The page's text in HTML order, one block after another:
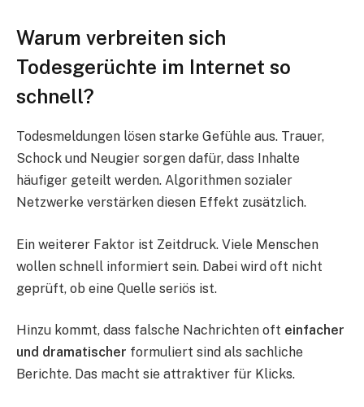
Warum verbreiten sich
Todesgerüchte im Internet so
schnell?
Todesmeldungen lösen starke Gefühle aus. Trauer,
Schock und Neugier sorgen dafür, dass Inhalte
häufiger geteilt werden. Algorithmen sozialer
Netzwerke verstärken diesen Effekt zusätzlich.
Ein weiterer Faktor ist Zeitdruck. Viele Menschen
wollen schnell informiert sein. Dabei wird oft nicht
geprüft, ob eine Quelle seriös ist.
Hinzu kommt, dass falsche Nachrichten oft einfacher
und dramatischer formuliert sind als sachliche
Berichte. Das macht sie attraktiver für Klicks.